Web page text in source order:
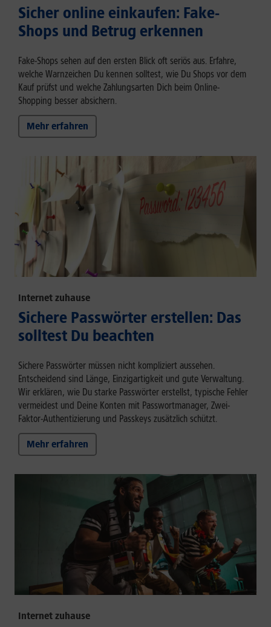
Sicher online einkaufen: Fake-
Shops und Betrug erkennen
Fake-Shops sehen auf den ersten Blick oft seriös aus. Erfahre,
welche Warnzeichen Du kennen solltest, wie Du Shops vor dem
Kauf prüfst und welche Zahlungsarten Dich beim Online-
Shopping besser absichern.
Mehr erfahren
Internet zuhause
Sichere Passwörter erstellen: Das
solltest Du beachten
Sichere Passwörter müssen nicht kompliziert aussehen.
Entscheidend sind Länge, Einzigartigkeit und gute Verwaltung.
Wir erklären, wie Du starke Passwörter erstellst, typische Fehler
vermeidest und Deine Konten mit Passwortmanager, Zwei-
Faktor-Authentizierung und Passkeys zusätzlich schützt.
Mehr erfahren
Internet zuhause